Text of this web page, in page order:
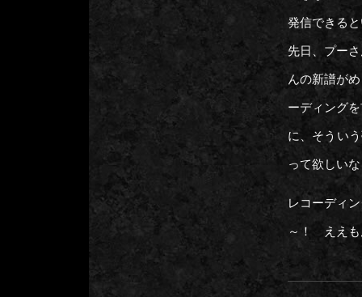
発信できる
先日、プー
んの新譜が
ーディング
に、そうい
って欲しい
レコーディ
～！ え